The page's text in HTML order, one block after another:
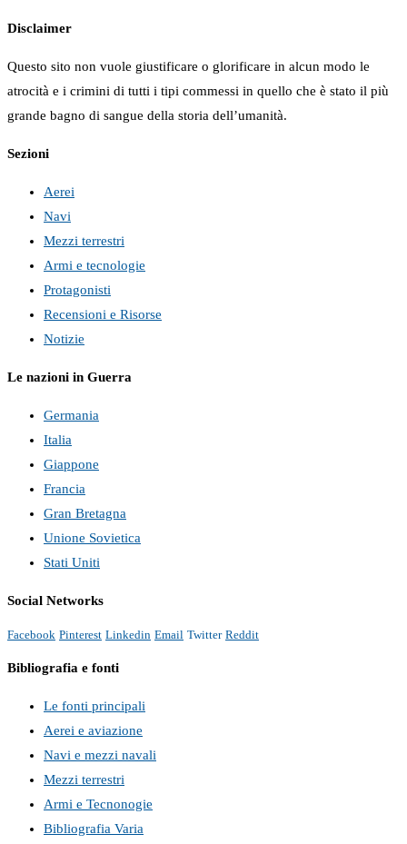
Disclaimer
Questo sito non vuole giustificare o glorificare in alcun modo le
atrocità e i crimini di tutti i tipi commessi in quello che è stato il più
grande bagno di sangue della storia dell’umanità.
Sezioni
Aerei
Navi
Mezzi terrestri
Armi e tecnologie
Protagonisti
Recensioni e Risorse
Notizie
Le nazioni in Guerra
Germania
Italia
Giappone
Francia
Gran Bretagna
Unione Sovietica
Stati Uniti
Social Networks
Facebook Pinterest Linkedin Email Twitter Reddit
Bibliografia e fonti
Le fonti principali
Aerei e aviazione
Navi e mezzi navali
Mezzi terrestri
Armi e Tecnonogie
Bibliografia Varia